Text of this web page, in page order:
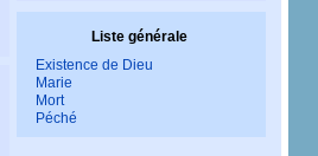
Liste générale
Existence de Dieu
Marie
Mort
Péché